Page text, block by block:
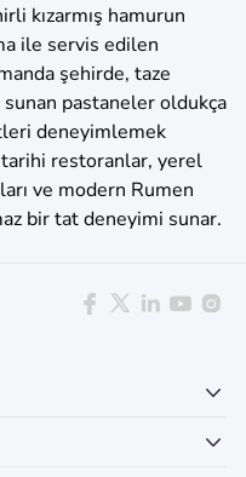
kızarmış hamurun
ile servis edilen
şehirde, taze
pastaneler oldukça
deneyimlemek
restoranlar, yerel
ve modern Rumen
bir tat deneyimi sunar.